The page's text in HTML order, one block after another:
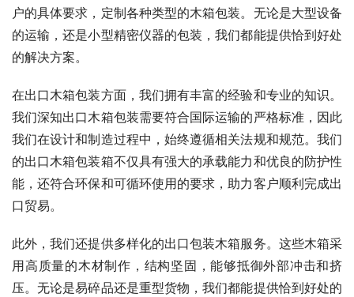
户的具体要求，定制各种类型的木箱包装。无论是大型设备
的运输，还是小型精密仪器的包装，我们都能提供恰到好处
的解决方案。
在出口木箱包装方面，我们拥有丰富的经验和专业的知识。
我们深知出口木箱包装需要符合国际运输的严格标准，因此
我们在设计和制造过程中，始终遵循相关法规和规范。我们
的出口木箱包装箱不仅具有强大的承载能力和优良的防护性
能，还符合环保和可循环使用的要求，助力客户顺利完成出
口贸易。
此外，我们还提供多样化的出口包装木箱服务。这些木箱采
用高质量的木材制作，结构坚固，能够抵御外部冲击和挤
压。无论是易碎品还是重型货物，我们都能提供恰到好处的